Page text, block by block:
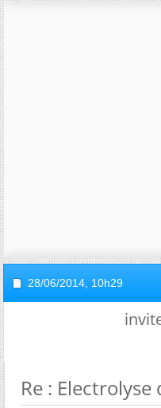
28/06/2014, 10h29
Re : Electrolyse